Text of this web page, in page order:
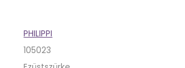
található hosszúkás éknek
tollak vagy ceruzák
utasként.
tervezett AIRPLANE vonalzó
PHILIPPI
105023